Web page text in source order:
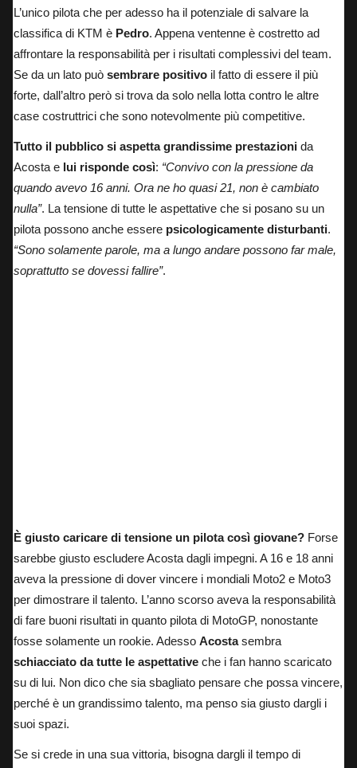
L’unico pilota che per adesso ha il potenziale di salvare la
classifica di KTM è Pedro. Appena ventenne è costretto ad
affrontare la responsabilità per i risultati complessivi del team.
Se da un lato può sembrare positivo il fatto di essere il più
forte, dall’altro però si trova da solo nella lotta contro le altre
case costruttrici che sono notevolmente più competitive.
Tutto il pubblico si aspetta grandissime prestazioni da
Acosta e lui risponde così: “Convivo con la pressione da
quando avevo 16 anni. Ora ne ho quasi 21, non è cambiato
nulla”. La tensione di tutte le aspettative che si posano su un
pilota possono anche essere psicologicamente disturbanti.
“Sono solamente parole, ma a lungo andare possono far male,
soprattutto se dovessi fallire”.
È giusto caricare di tensione un pilota così giovane? Forse
sarebbe giusto escludere Acosta dagli impegni. A 16 e 18 anni
aveva la pressione di dover vincere i mondiali Moto2 e Moto3
per dimostrare il talento. L’anno scorso aveva la responsabilità
di fare buoni risultati in quanto pilota di MotoGP, nonostante
fosse solamente un rookie. Adesso Acostasembra
schiacciato da tutte le aspettative che i fan hanno scaricato
su di lui. Non dico che sia sbagliato pensare che possa vincere,
perché è un grandissimo talento, ma penso sia giusto dargli i
suoi spazi.
Se si crede in una sua vittoria, bisogna dargli il tempo di